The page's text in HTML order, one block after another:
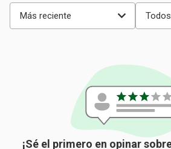
Más reciente Todos